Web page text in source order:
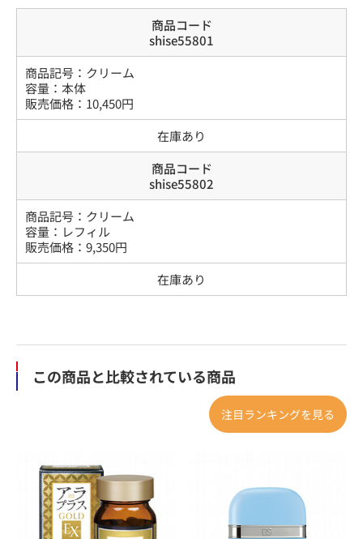
商品コード
shise55801
商品記号： クリーム
容量 ： 本体
販売価格： 10,450円
在庫あり
商品コード
shise55802
商品記号： クリーム
容量 ： レフィル
販売価格： 9,350円
在庫あり
この商品と比較されている商品
注目ランキングを見る